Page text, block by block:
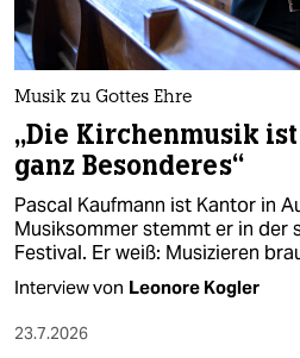
Musik zu Gottes Ehre
„Die Kirchenmusik
ganz Besonderes“
Pascal Kaufmann ist Kantor in
Musiksommer stemmt er in der
Festival. Er weiß: Musizieren
Interview von Leonore Kogler
23.7.2026